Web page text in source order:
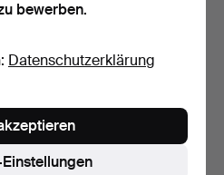
Manschettenknöpfe in Gold
und Smaragden.
6 Tage
bewerben.
Datenschutzerklärung